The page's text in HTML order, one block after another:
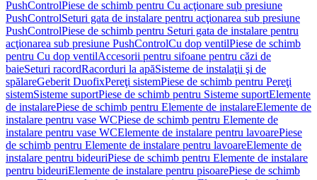
PushControlPiese de schimb pentru Cu acţionare sub presiune
PushControlSeturi gata de instalare pentru acţionarea sub presiune
PushControlPiese de schimb pentru Seturi gata de instalare pentru
acţionarea sub presiune PushControlCu dop ventilPiese de schimb
pentru Cu dop ventilAccesorii pentru sifoane pentru căzi de
baieSeturi racordRacorduri la apăSisteme de instalaţii şi de
spălareGeberit DuofixPereţi sistemPiese de schimb pentru Pereţi
sistemSisteme suportPiese de schimb pentru Sisteme suportElemente
de instalarePiese de schimb pentru Elemente de instalareElemente de
instalare pentru vase WCPiese de schimb pentru Elemente de
instalare pentru vase WCElemente de instalare pentru lavoarePiese
de schimb pentru Elemente de instalare pentru lavoareElemente de
instalare pentru bideuriPiese de schimb pentru Elemente de instalare
pentru bideuriElemente de instalare pentru pisoarePiese de schimb